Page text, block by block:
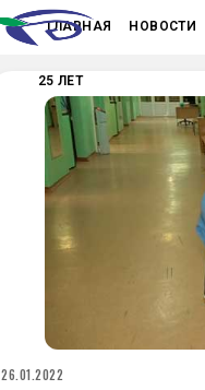
ГЛАВНАЯ НОВОСТИ
25 ЛЕТ
26.01.2022